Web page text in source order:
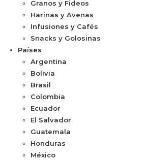
Granos y Fideos
Harinas y Avenas
Infusiones y Cafés
Snacks y Golosinas
Países
Argentina
Bolivia
Brasil
Colombia
Ecuador
El Salvador
Guatemala
Honduras
México